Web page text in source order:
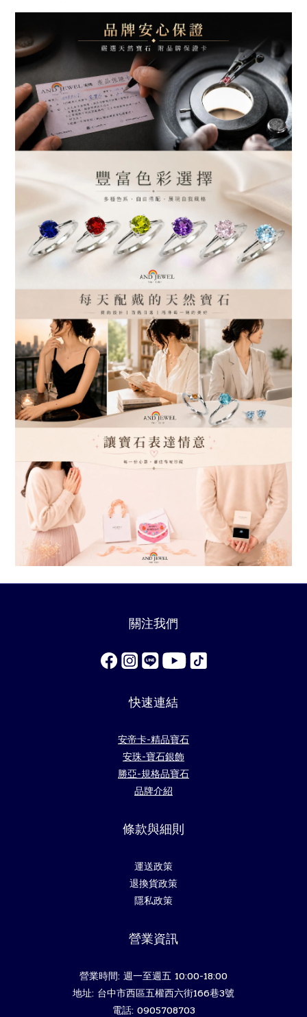
關注我們
快速連結
安帝卡-精品寶石
安珠-寶石銀飾
勝亞-規格品寶石
品牌介紹
條款與細則
運送政策
退換貨政策
隱私政策
營業資訊
營業時間: 週一至週五 10:00-18:00
地址: 台中市西區五權西六街166巷3號
電話: 0905708703